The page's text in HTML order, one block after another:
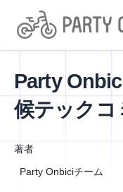
Party
候テックコ
著者
Party Onbiciチーム